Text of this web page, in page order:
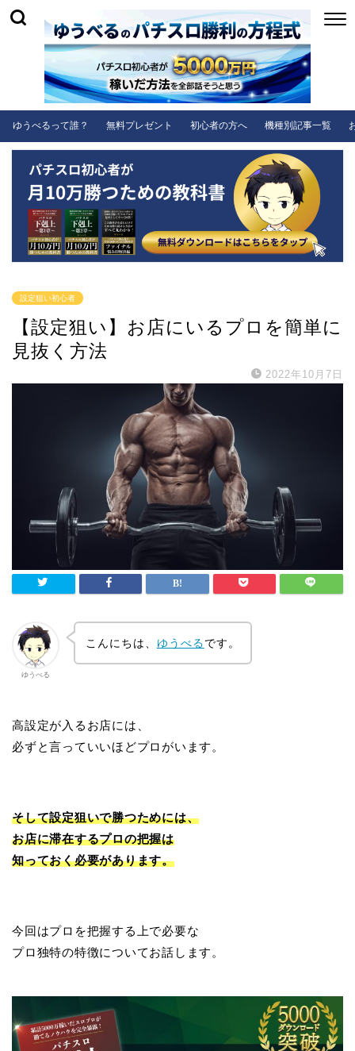
ゆうべるって誰？ 無料プレゼント 初心者の方へ 機種別記事一覧
設定狙い初心者
【設定狙い】お店にいるプロを簡単に
見抜く方法
2022年10月7日
ゆうべる
こんにちは、 ゆうべるです。
高設定が入るお店には、
必ずと言っていいほどプロがいます。
そして設定狙いで勝つためには、
お店に滞在するプロの把握は
知っておく必要があります。
今回はプロを把握する上で必要な
プロ独特の特徴についてお話します。